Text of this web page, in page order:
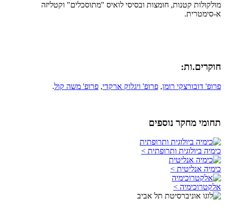
מולקולות קטנות, חומצות ובסיסי לואיס "מתוסכלים" וקטליזה
א-סימטרית.
חוקרים.ות:
פרופ' דובורצקי רומן, פרופ' ויגלוק ארקדי, פרופ' משה קול.
תחומי מחקר נוספים
כימיה ביולוגית ותרופתית >
כימיה אנליטית >
אלקטרוכימיה >